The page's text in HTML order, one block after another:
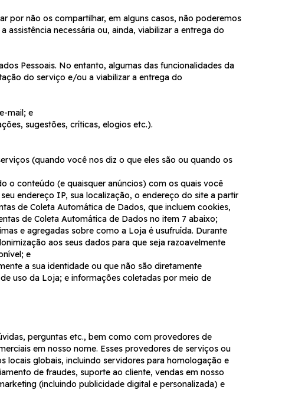
por não os compartilhar, em alguns casos, não poderemos
necessária ou, ainda, viabilizar a entrega do
Pessoais. No entanto, algumas das funcionalidades da
do serviço e/ou a viabilizar a entrega do
mail; e
sugestões, críticas, elogios etc.).
(quando você nos diz o que eles são ou quando os
o conteúdo (e quaisquer anúncios) com os quais você
endereço IP, sua localização, o endereço do site a partir
de Coleta Automática de Dados, que incluem cookies,
de Coleta Automática de Dados no item 7 abaixo;
e agregadas sobre como a Loja é usufruída. Durante
aos seus dados para que seja razoavelmente
e
a sua identidade ou que não são diretamente
uso da Loja; e informações coletadas por meio de
perguntas etc., bem como com provedores de
em nosso nome. Esses provedores de serviços ou
locais globais, incluindo servidores para homologação e
de fraudes, suporte ao cliente, vendas em nosso
(incluindo publicidade digital e personalizada) e